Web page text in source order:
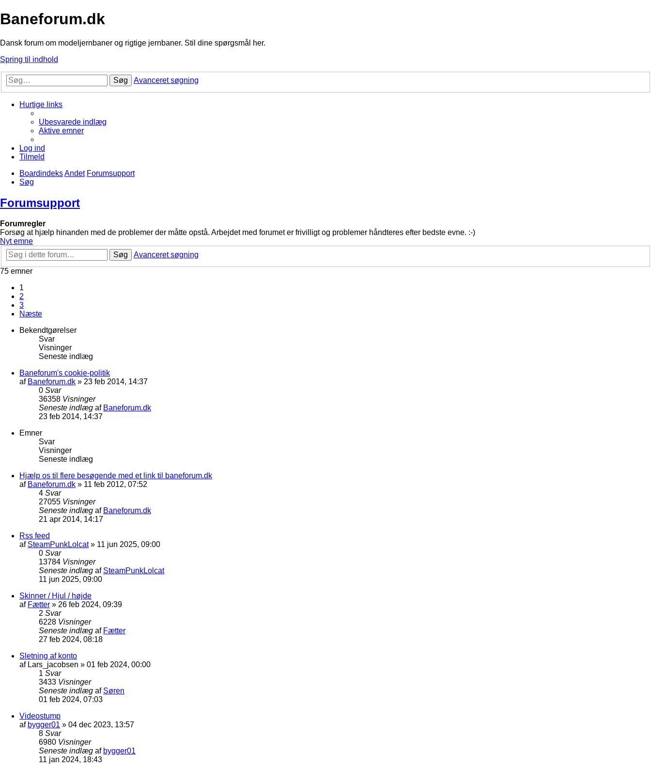
Baneforum.dk
Dansk forum om modeljernbaner og rigtige jernbaner. Stil dine spørgsmål her.
Spring til indhold
Søg Avanceret søgning
Hurtige links
Ubesvarede indlæg
Aktive emner
Log ind
Tilmeld
BoardindeksAndet Forumsupport
Søg
Forumsupport
Forumregler
Forsøg at hjælp hinanden med de problemer der måtte opstå. Arbejdet med forumet er frivilligt og problemer håndteres efter bedste evne. :-)
Nyt emne
Søg
Avanceret søgning
75 emner
1
2
3
Næste
Bekendtgørelser
Svar
Visninger
Seneste indlæg
Baneforum's cookie-politik
af Baneforum.dk » 23 feb 2014, 14:37
0 Svar
36358 Visninger
Seneste indlæg af Baneforum.dk
23 feb 2014, 14:37
Emner
Svar
Visninger
Seneste indlæg
Hjælp os til flere besøgende med et link til baneforum.dk
af Baneforum.dk » 11 feb 2012, 07:52
4 Svar
27055 Visninger
Seneste indlæg af Baneforum.dk
21 apr 2014, 14:17
Rss feed
af SteamPunkLolcat» 11 jun 2025, 09:00
0 Svar
13784 Visninger
Seneste indlæg af SteamPunkLolcat
11 jun 2025, 09:00
Skinner / Hjul / højde
af Fætter » 26 feb 2024, 09:39
2 Svar
6228 Visninger
Seneste indlæg af Fætter
27 feb 2024, 08:18
Sletning af konto
af Lars_jacobsen » 01 feb 2024, 00:00
1 Svar
3433 Visninger
Seneste indlæg af Søren
01 feb 2024, 07:03
Videostump
af bygger01 » 04 dec 2023, 13:57
8 Svar
6980 Visninger
Seneste indlæg af bygger01
11 jan 2024, 18:43